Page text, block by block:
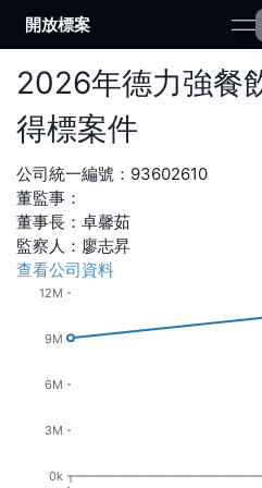
開放標案
2026年德力強餐
得標案件
公司統一編號： 93602610
董監事：
董事長 ： 卓馨茹
監察人 ： 廖志昇
查看公司資料
0k
3M
6M
9M
12M